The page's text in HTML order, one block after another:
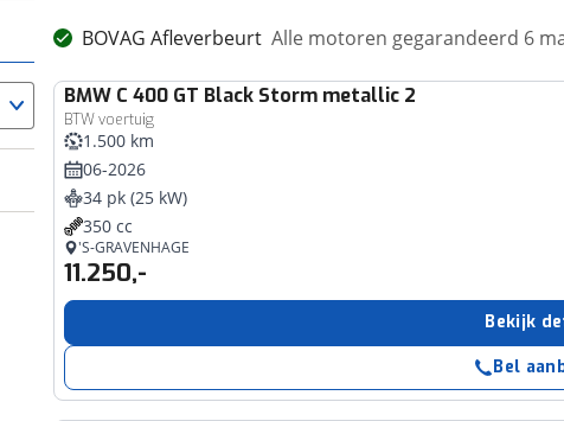
BOVAG Afleverbeurt Alle motoren gegarandeerd 6
BMW C 400 GT Black Storm metallic 2
BTW voertuig
1.500 km
06-2026
34 pk (25 kW)
350 cc
'S-GRAVENHAGE
11.250,-
Bekijk
Bel